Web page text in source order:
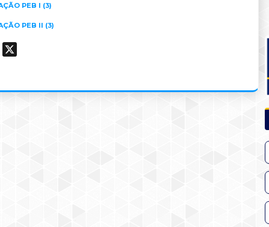
PEB I (3)
PEB II (3)
WhatsApp